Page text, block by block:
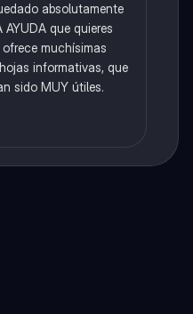
absolutamente
que quieres
muchísimas
informativas, que
sido MUY útiles.